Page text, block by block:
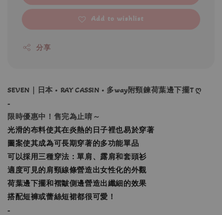
Add to wishlist
分享
SEVEN｜日本 • RAY CASSIN • 多way附頸鍊荷葉邊下擺T ღ
-
限時優惠中！售完為止唷～
光滑的布料使其在炎熱的日子裡也易於穿著
圖案使其成為可長期穿著的多功能單品
可以採用三種穿法：單肩、露肩和套頭衫
適度可見的肩頸線條營造出女性化的外觀
荷葉邊下擺和褶皺側邊營造出纖細的效果
搭配短褲或蕾絲短裙都很可愛！
-